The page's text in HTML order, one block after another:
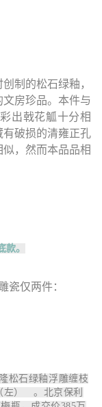
制的松石绿釉，
房珍品。本件与
出戟花觚十分相
破损的清雍正孔
，然而本品品相
。
瓷仅两件：
松石绿釉浮雕缠枝
左） 。北京保利